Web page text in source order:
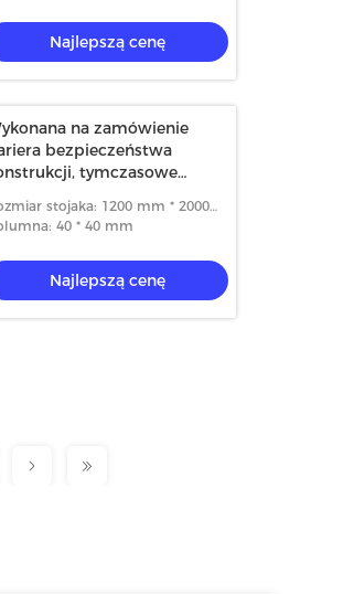
Najlepszą cenę
na zamówienie
bezpieczeństwa
tymczasowe
stojaka: 1200 mm * 2000
40 * 40 mm
Najlepszą cenę